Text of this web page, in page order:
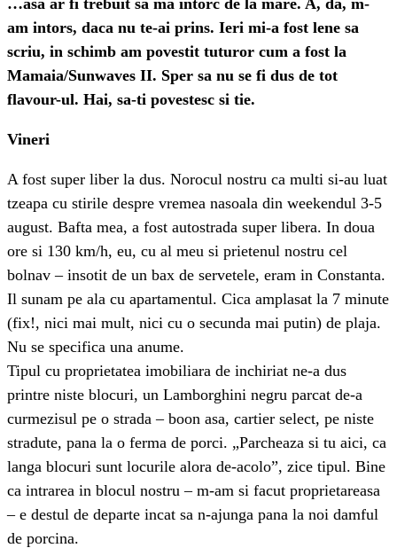
am intors, daca nu te-ai prins. Ieri mi-a fost lene sa
scriu, in schimb am povestit tuturor cum a fost la
Mamaia/Sunwaves II. Sper sa nu se fi dus de tot
flavour-ul. Hai, sa-ti povestesc si tie.
Vineri
A fost super liber la dus. Norocul nostru ca multi si-au luat
tzeapa cu stirile despre vremea nasoala din weekendul 3-5
august. Bafta mea, a fost autostrada super libera. In doua
ore si 130 km/h, eu, cu al meu si prietenul nostru cel
bolnav – insotit de un bax de servetele, eram in Constanta.
Il sunam pe ala cu apartamentul. Cica amplasat la 7 minute
(fix!, nici mai mult, nici cu o secunda mai putin) de plaja.
Nu se specifica una anume.
Tipul cu proprietatea imobiliara de inchiriat ne-a dus
printre niste blocuri, un Lamborghini negru parcat de-a
curmezisul pe o strada – boon asa, cartier select, pe niste
stradute, pana la o ferma de porci. „Parcheaza si tu aici, ca
langa blocuri sunt locurile alora de-acolo”, zice tipul. Bine
ca intrarea in blocul nostru – m-am si facut proprietareasa
– e destul de departe incat sa n-ajunga pana la noi damful
de porcina.